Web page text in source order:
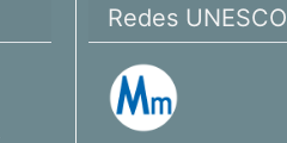
Redes UNESCO